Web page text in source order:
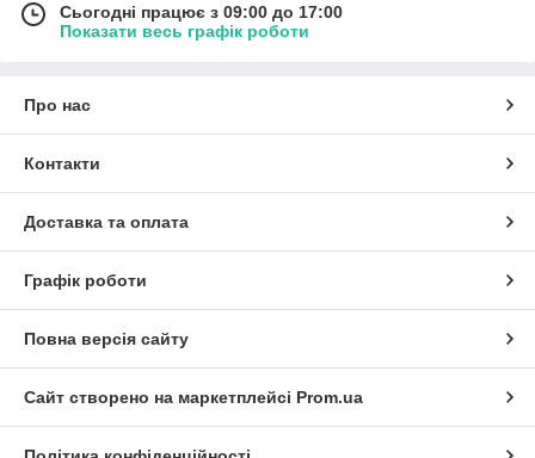
Сьогодні працює з 09:00 до 17:00
Показати весь графік роботи
Про нас
Контакти
Доставка та оплата
Графік роботи
Повна версія сайту
Сайт створено на маркетплейсі Prom.ua